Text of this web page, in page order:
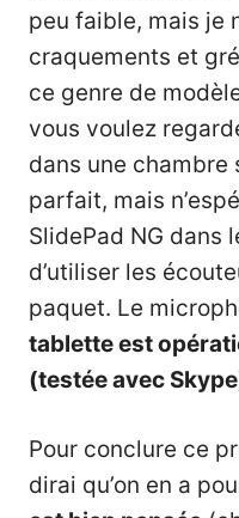
peu faible, mais je
craquements et
ce genre de
vous voulez
dans une chambre
parfait, mais
SlidePad NG dans
d’utiliser les
paquet. Le
tablette est
(testée avec
Pour conclure ce
dirai qu’on en a